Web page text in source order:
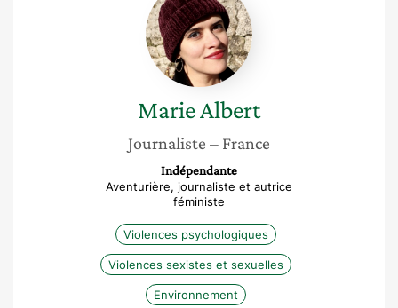
Albert
MarieAlbert
Journaliste – France
Indépendante
Aventurière, journaliste et autrice
féministe
Violences psychologiques
Violences sexistes et sexuelles
Environnement